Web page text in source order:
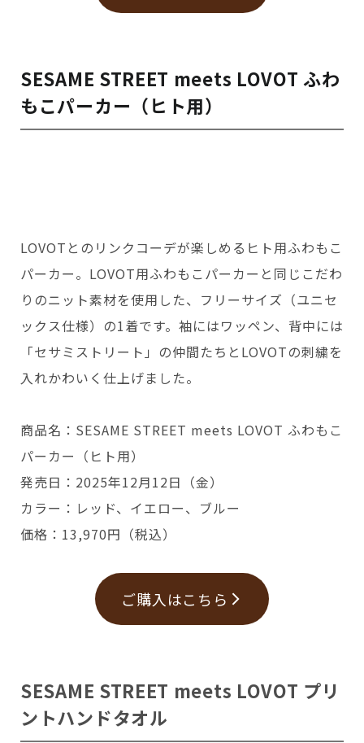
SESAME STREET meets LOVOT ふわ
もこパーカー（ヒト用）
LOVOTとのリンクコーデが楽しめるヒト用ふわもこ
パーカー。LOVOT用ふわもこパーカーと同じこだわ
りのニット素材を使用した、フリーサイズ（ユニセ
ックス仕様）の1着です。袖にはワッペン、背中には
「セサミストリート」の仲間たちとLOVOTの刺繍を
入れかわいく仕上げました。
商品名：SESAME STREET meets LOVOT ふわもこ
パーカー（ヒト用）
発売日：2025年12月12日（金）
カラー：レッド、イエロー、ブルー
価格：13,970円（税込）
ご購入はこちら
SESAME STREET meets LOVOT プリ
ントハンドタオル